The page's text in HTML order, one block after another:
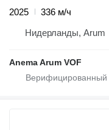
2025
336 м/ч
Нидерланды, Arum
Anema Arum VOF